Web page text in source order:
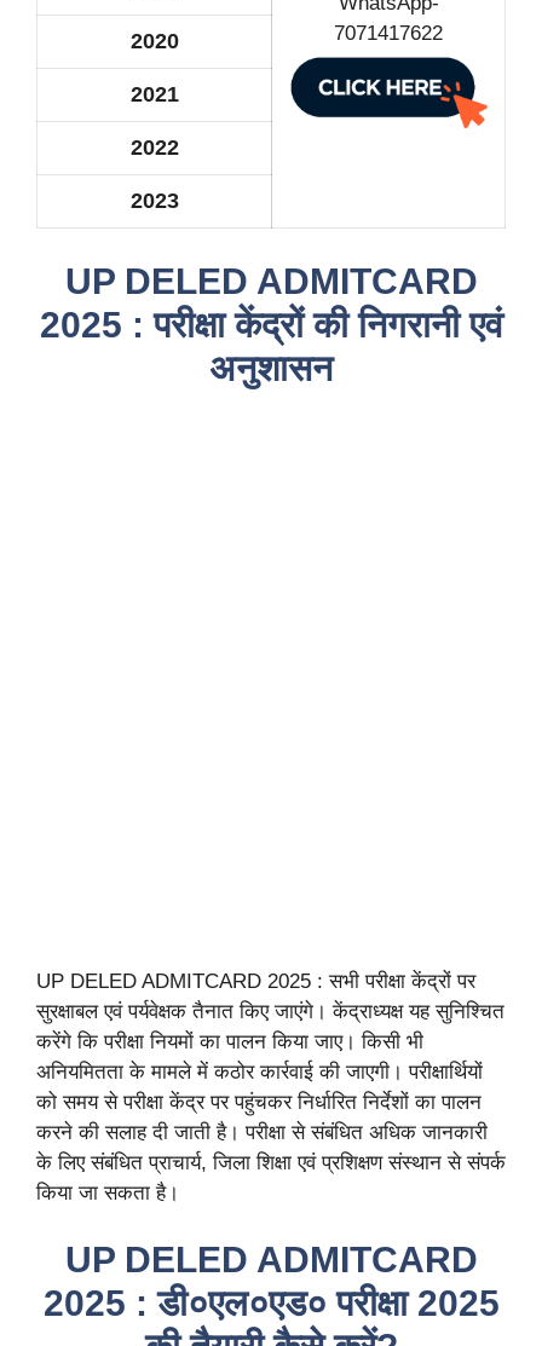
7071417622
2020
2021
2022
2023
UP DELED ADMITCARD
2025 : परीक्षा केंद्रों की निगरानी एवं
अनुशासन
UP DELED ADMITCARD 2025 : सभी परीक्षा केंद्रों पर
सुरक्षाबल एवं पर्यवेक्षक तैनात किए जाएंगे। केंद्राध्यक्ष यह सुनिश्चित
करेंगे कि परीक्षा नियमों का पालन किया जाए। किसी भी
अनियमितता के मामले में कठोर कार्रवाई की जाएगी। परीक्षार्थियों
को समय से परीक्षा केंद्र पर पहुंचकर निर्धारित निर्देशों का पालन
करने की सलाह दी जाती है। परीक्षा से संबंधित अधिक जानकारी
के लिए संबंधित प्राचार्य, जिला शिक्षा एवं प्रशिक्षण संस्थान से संपर्क
किया जा सकता है।
UP DELED ADMITCARD
2025 : डी०एल०एड० परीक्षा 2025